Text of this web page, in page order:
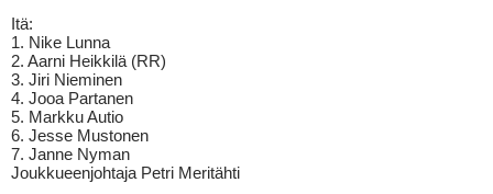
Itä:
1. Nike Lunna
2. Aarni Heikkilä (RR)
3. Jiri Nieminen
4. Jooa Partanen
5. Markku Autio
6. Jesse Mustonen
7. Janne Nyman
Joukkueenjohtaja Petri Meritähti